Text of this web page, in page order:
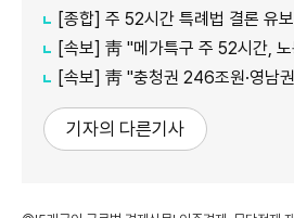
[종합] 주 52시간 특례법 결론 유보한
[속보] 靑 "메가특구 주 52시간, 노동계 동의
[속보] 靑 "충청권 246조원·영남권 107조
기자의 다른기사